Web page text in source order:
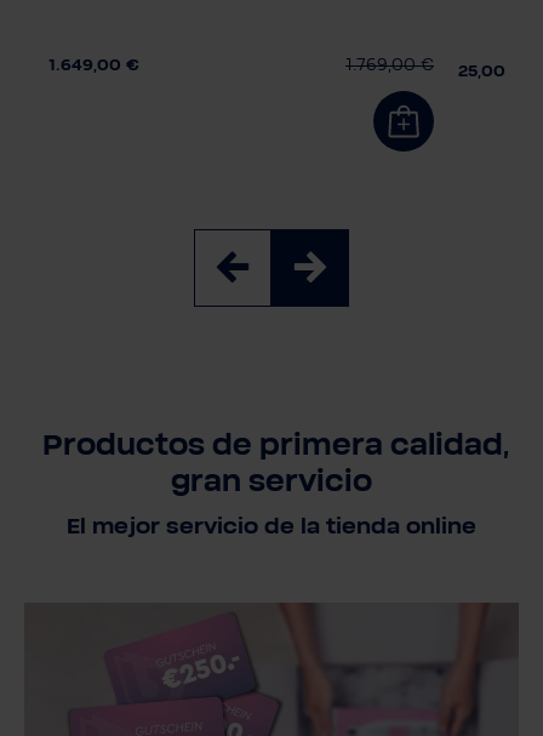
Black
Chrome
1.649,00 € 1.769,00 € 25,00 €
Productos de primera calidad,
gran servicio
El mejor servicio de la tienda online